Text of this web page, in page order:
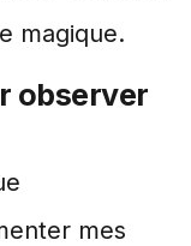
magique.
observer
mes